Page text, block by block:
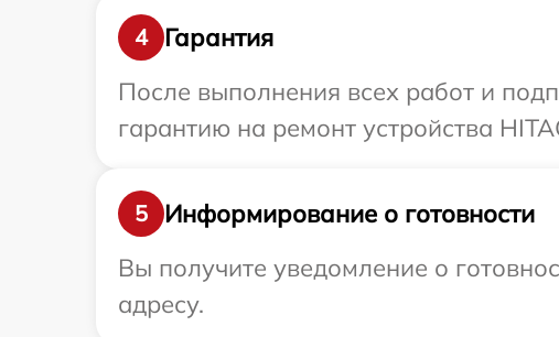
4
Гарантия
После выполнения всех работ и
гарантию на ремонт устройства
5
Информирование о готовности
Вы получите уведомление о
адресу.